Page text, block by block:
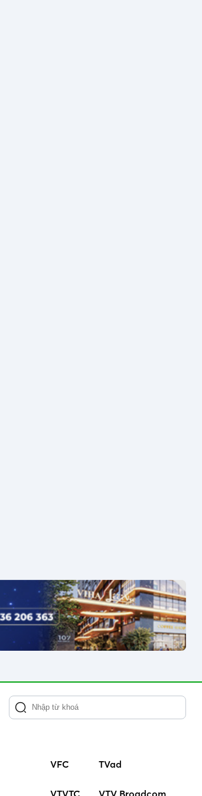
VFC
VTVTC
TVad
VTV Broadcom